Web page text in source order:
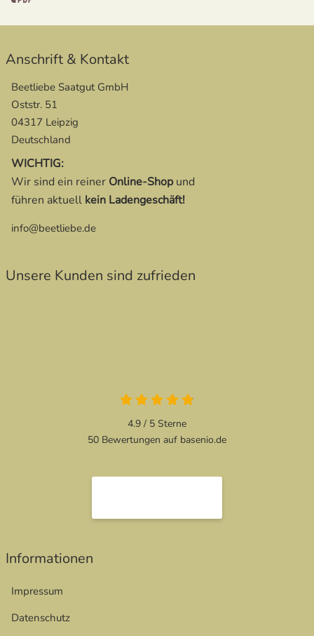
Anschrift & Kontakt
Beetliebe Saatgut GmbH
Oststr. 51
04317 Leipzig
Deutschland
WICHTIG:
Wir sind ein reiner Online-Shopund
führen aktuell kein Ladengeschäft!
info@beetliebe.de
Unsere Kunden sind zufrieden
4.9 / 5 Sterne
50 Bewertungen auf basenio.de
öffnet in neuem Fenster
Informationen
Impressum
Datenschutz